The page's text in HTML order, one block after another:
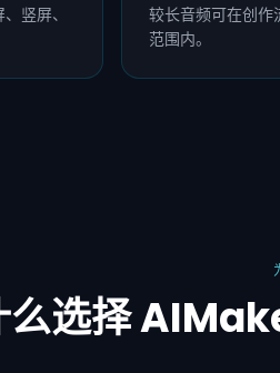
竖屏、
较长音频可在创
范围内。
么选择